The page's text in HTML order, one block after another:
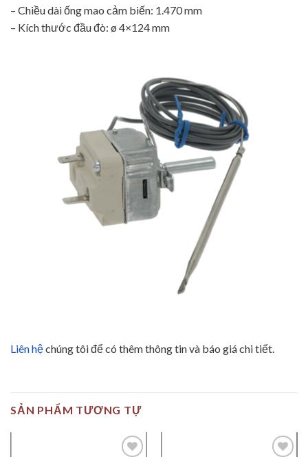
– Chiều dài ống mao cảm biến: 1.470 mm
– Kích thước đầu đò: ø 4×124 mm
Liên hệchúng tôi để có thêm thông tin và báo giá chi tiết.
SẢN PHẨM TƯƠNG TỰ